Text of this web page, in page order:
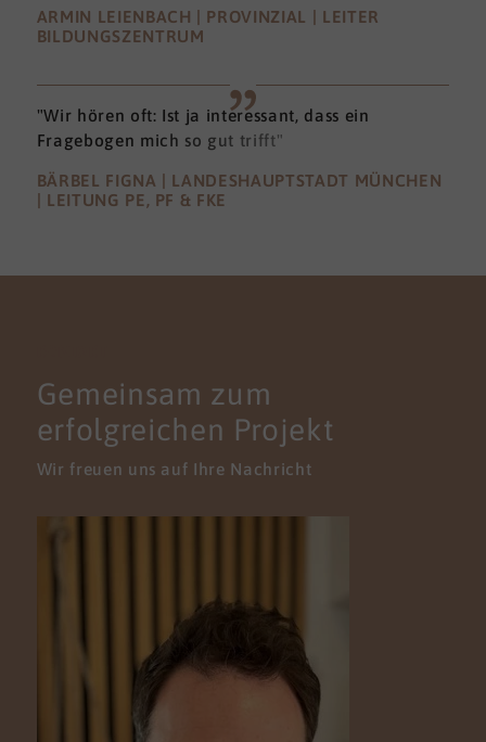
ARMIN LEIENBACH | PROVINZIAL | LEITER
BILDUNGSZENTRUM
"Wir hören oft: Ist ja interessant, dass ein
Fragebogen mich so gut trifft"
BÄRBEL FIGNA | LANDESHAUPTSTADT MÜNCHEN
| LEITUNG PE, PF & FKE
Gemeinsam zum
erfolgreichen Projekt
Wir freuen uns auf Ihre Nachricht